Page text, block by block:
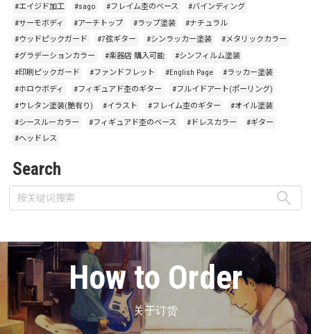
#エイジド加工
#sago #フレイム杢のベース
#バインディング
#サーモボディ
#アーチトップ #ラップ塗装
#ナチュラル
#ウッドピックガード
#7弦ギター #シンラッカー塗装
#メタリックカラー
#グラデーションカラー
#楽器店 購入可能
#シンフィルム塗装
#印刷ピックガード
#ファンドフレット #English Page
#ラッカー塗装
#ホロウボディ
#フィギュアド杢のギター
#フルイドアート(ポーリング)
#ウレタン塗装(艶有り)
#イラスト #フレイム杢のギター
#オイル塗装
#シースルーカラー
#フィギュアド杢のベース #ドレスカラー
#ギター
#ヘッドレス
Search
How to Order
关于订货